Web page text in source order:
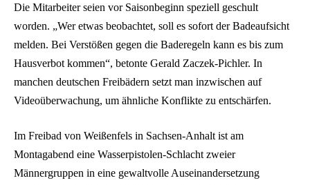
Die Mitarbeiter seien vor Saisonbeginn speziell geschult
worden. „Wer etwas beobachtet, soll es sofort der Badeaufsicht
melden. Bei Verstößen gegen die Baderegeln kann es bis zum
Hausverbot kommen“, betonte Gerald Zaczek-Pichler. In
manchen deutschen Freibädern setzt man inzwischen auf
Videoüberwachung, um ähnliche Konflikte zu entschärfen.
Im Freibad von Weißenfels in Sachsen-Anhalt ist am
Montagabend eine Wasserpistolen-Schlacht zweier
Männergruppen in eine gewaltvolle Auseinandersetzung